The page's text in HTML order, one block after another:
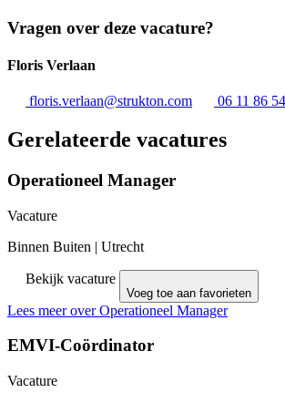
Vragen over deze vacature?
Floris Verlaan
floris.verlaan@strukton.com 06 11 86
Gerelateerde vacatures
Operationeel Manager
Vacature
Binnen Buiten | Utrecht
Bekijk vacature
Voeg toe aan favorieten
Lees meer over Operationeel Manager
EMVI-Coördinator
Vacature